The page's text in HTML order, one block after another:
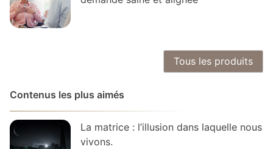
Tous les produits
Contenus les plus aimés
La matrice : l’illusion dans laquelle nous
vivons.